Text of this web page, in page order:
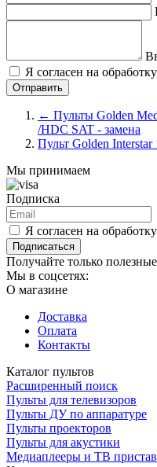
Я согласен на
← Пульты Golden
/HDC SAT - замена
Пульт Golden
Мы принимаем
Подписка
Я согласен на
Подписаться
Получайте только
Мы в соцсетях:
О магазине
Доставка
Оплата
Контакты
Каталог пультов
Расширенный поиск
Пульты для телевизоров
Пульты ДУ по аппаратуре
Пульты проекторов
Пульты для акустики
Медиаплееры и ТВ